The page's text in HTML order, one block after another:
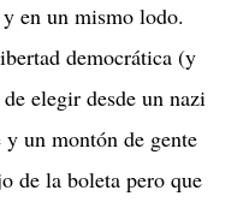
en un mismo lodo.
democrática (y
elegir desde un nazi
y un montón de gente
de la boleta pero que